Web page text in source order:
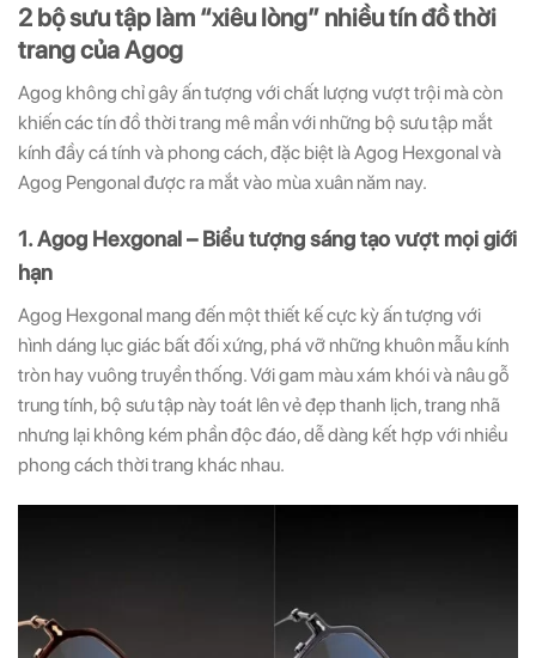
2 bộ sưu tập làm “xiêu lòng” nhiều tín đồ thời
trang của Agog
Agog không chỉ gây ấn tượng với chất lượng vượt trội mà còn
khiến các tín đồ thời trang mê mẩn với những bộ sưu tập mắt
kính đầy cá tính và phong cách, đặc biệt là Agog Hexgonal và
Agog Pengonal được ra mắt vào mùa xuân năm nay.
1. Agog Hexgonal – Biểu tượng sáng tạo vượt mọi giới
hạn
Agog Hexgonal mang đến một thiết kế cực kỳ ấn tượng với
hình dáng lục giác bất đối xứng, phá vỡ những khuôn mẫu kính
tròn hay vuông truyền thống. Với gam màu xám khói và nâu gỗ
trung tính, bộ sưu tập này toát lên vẻ đẹp thanh lịch, trang nhã
nhưng lại không kém phần độc đáo, dễ dàng kết hợp với nhiều
phong cách thời trang khác nhau.